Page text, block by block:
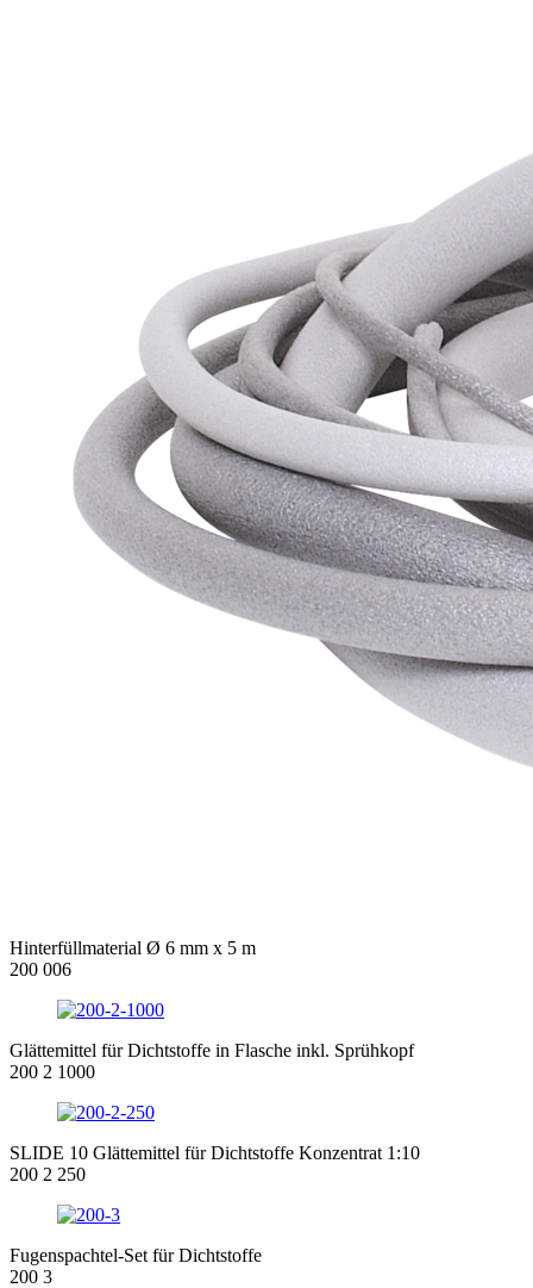
Hinterfüllmaterial Ø 6 mm x 5 m
200 006
Glättemittel für Dichtstoffe in Flasche inkl. Sprühkopf
200 2 1000
SLIDE 10 Glättemittel für Dichtstoffe Konzentrat 1:10
200 2 250
Fugenspachtel-Set für Dichtstoffe
200 3